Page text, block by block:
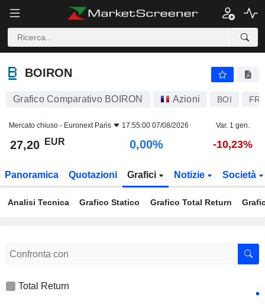
BOIRON
BOIRON
Grafico Comparativo BOIRON Azioni BOI
Mercato chiuso - Euronext Paris 17:55:00 07/08/2026 Var. 1 gen.
27,20 EUR 0,00% -10,23%
Panoramica Quotazioni Grafici Notizie Società
Analisi Tecnica Grafico Statico Grafico Total Return
Total Return